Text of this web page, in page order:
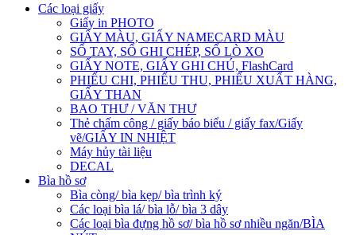
Các loại giấy
Giấy in PHOTO
GIẤY MÀU, GIẤY NAMECARD MÀU
SỔ TAY, SỔ GHI CHÉP, SỔ LÒ XO
GIẤY NOTE, GIẤY GHI CHÚ, FlashCard
PHIẾU CHI, PHIẾU THU, PHIẾU XUẤT HÀNG,
GIẤY THAN
BAO THƯ / VĂN THƯ
Thẻ chấm công / giấy báo biểu / giấy fax/Giấy
vẽ/GIẤY IN NHIỆT
Máy hủy tài liệu
DECAL
Bìa hồ sơ
Bìa còng/ bìa kẹp/ bìa trình ký
Các loại bìa lá/ bìa lỗ/ bìa 3 dây
Các loại bìa đựng hồ sơ/ bìa hồ sơ nhiều ngăn/BÌA